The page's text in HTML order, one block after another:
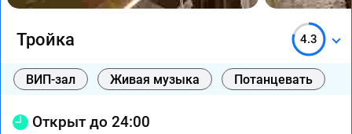
Тройка 4.3
ВИП-зал Живая музыка Потанцевать
Открыт до 24:00